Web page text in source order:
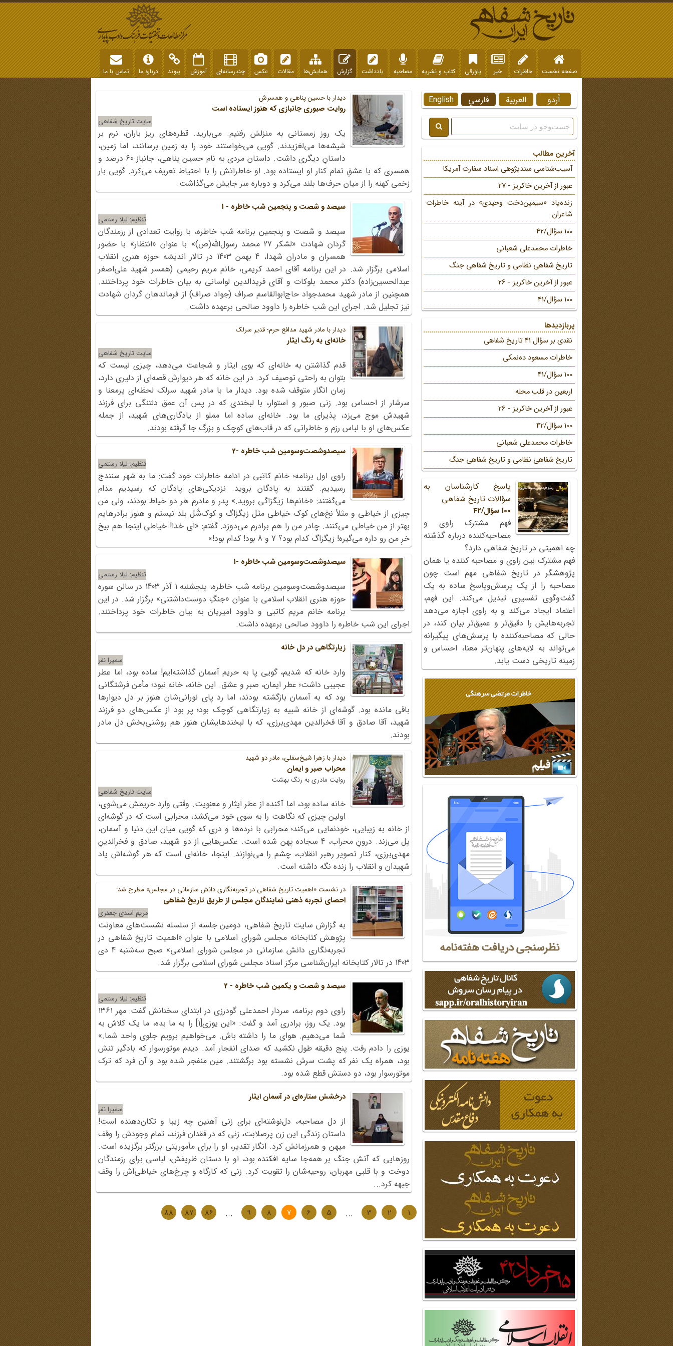
صفحه نخست خاطرات خبر پاورقی کتاب و نشریه مصاحبه یادداشت گزارش همایش‌ها مقالات عکس چندرسانه‌ای آموزش پیوند درباره ما تماس با ما
دیدار با حسین پناهی و همسرش
روایت صبوری جانبازی که هنوز ایستاده است
سایت تاریخ شفاهی
یک روز زمستانی به منزلش رفتیم. می‌بارید. قطره‌های ریز باران، نرم بر
شیشه‌ها می‌لغزیدند. گویی می‌خواستند خود را به زمین برسانند، اما زمین،
داستانِ دیگری داشت. داستان مردی به نام حسین پناهی، جانباز 60 درصد و
همسری که با عشقِ تمام کنار او ایستاده بود. او خاطراتش را با احتیاط تعریف می‌کرد. گویی بار
زخمی کهنه را از میان حرف‌ها بلند می‌کرد و دوباره سر جایش می‌گذاشت.
سیصد و شصت و پنجمین شب خاطره - 1
تنظیم: لیلا رستمی
سیصد و شصت و پنجمین برنامه شب خاطره، با روایت تعدادی از رزمندگان
گردان شهادت «لشکر 27 محمد رسول‌الله(ص)» با عنوان «انتظار» با حضور
همسران و مادران شهدا، 4 بهمن 1403 در تالار اندیشه حوزه هنری انقلاب
اسلامی برگزار شد. در این برنامه آقای احمد کریمی، خانم مریم رحیمی (همسر شهید علی‌اصغر
عبدالحسین‌زاده) دکتر محمد بلوکات و آقای فریدالدین لواسانی به بیان خاطرات خود پرداختند.
همچنین از مادر شهید محمدجواد حاج‌ابوالقاسم صراف (جواد صراف) از فرماندهان گردان شهادت
نیز تجلیل شد. اجرای این شب خاطره را داوود صالحی برعهده داشت.
دیدار با مادر شهید مدافع حرم؛ قدیر سرلک
خانه‌ای به رنگ ایثار
سایت تاریخ شفاهی
قدم گذاشتن به خانه‌ای که بوی ایثار و شجاعت می‌دهد، چیزی نیست که
بتوان به راحتی توصیف کرد. در این خانه که هر دیوارش قصه‌ای از دلیری دارد،
زمان انگار متوقف شده بود. دیدار ما با مادر شهید سرلک لحظه‌ای پرمعنا و
سرشار از احساس بود. زنی صبور و استوار، با لبخندی که در پس آن عمق دلتنگی برای فرزند
شهیدش موج می‌زد، پذیرای ما بود. خانه‌ای ساده اما مملو از یادگاری‌های شهید، از جمله
عکس‌های او با لباس رزم و خاطراتی که در قاب‌های کوچک و بزرگ جا گرفته بودند.
سیصدوشصت‌وسومین شب خاطره -2
تنظیم: لیلا رستمی
راوی اول برنامه؛ خانم کاتبی در ادامه خاطرات خود گفت: ما به شهر سنندج
رسیدیم. گفتند به پادگان بروید. نزدیکی‌های پادگان که رسیدیم مدام
می‌گفتند: «خانم‌ها زیگزاگی بروید.» پدر و مادرم هر دو خیاط بودند، ولی من
چیزی از خیاطی و مثلاً نخ‌های کوک‌ خیاطی مثل زیگزاگ و کوک‌شُل بلد نیستم و هنوز برادرهایم
بهتر از من خیاطی می‌کنند. چادر من را هم برادرم می‌دوزد. گفتم: «ای خدا! خیاطی اینجا هم بیخ
خرِ من رو داره می‌گیره! زیگزاگ کدام بود؟ 7 و 8 بود! کدام بود!»
سیصدوشصت‌وسومین شب خاطره -1
تنظیم: لیلا رستمی
سیصدوشصت‌وسومین برنامه شب خاطره، پنجشنبه 1 آذر 1403 در سالن سوره
حوزه هنری انقلاب اسلامی با عنوان «جنگِ دوست‌داشتنی» برگزار شد. در این
برنامه خانم مریم کاتبی و داوود امیریان به بیان خاطرات خود پرداختند.
اجرای این شب خاطره را داوود صالحی برعهده داشت.
زیارتگاهی در دل خانه
سمیرا نفر
وارد خانه که شدیم، گویی پا به حریم آسمان گذاشته‌ایم! ساده بود، اما عطر
عجیبی داشت؛ عطر ایمان، صبر و عشق. این خانه، خانه نبود؛ مأمن فرشتگانی
بود که به آسمان بازگشته بودند، اما رد پای نورانی‌شان هنوز بر دل دیوارها
باقی مانده بود. گوشه‌ای از خانه شبیه به زیارتگاهی کوچک بود؛ پر بود از عکس‌های دو فرزند
شهید، آقا صادق و آقا فخرالدین مهدی‌برزی، که با لبخندهایشان هنوز هم روشنی‌بخش دل مادر
بودند.
دیدار با زهرا شیخ‌سفلی، مادر دو شهید
محراب صبر و ایمان
روایت مادری به رنگ بهشت
سایت تاریخ شفاهی
خانه ساده بود، اما آکنده از عطر ایثار و معنویت. وقتی وارد حریمش می‌شوی،
اولین چیزی که نگاهت را به سوی خود می‌کشد، محرابی است که در گوشه‌ای
از خانه به زیبایی، خودنمایی می‌کند؛ محرابی با نرده‌ها و دری که گویی میان این دنیا و آسمان،
پل می‌زند. درونِ محراب، 4 سجاده پهن شده‌ است. عکس‌هایی از دو شهید، صادق و فخرالدینِ
مهدی‌برزی، کنار تصویر رهبر انقلاب، چشم را می‌نوازند. اینجا، خانه‌ای است که هر گوشه‌اش یاد
شهیدان و انقلاب را زنده نگه داشته است.
در نشست «اهمیت تاریخ شفاهی در تجربه‌نگاری دانش سازمانی در مجلس» مطرح شد:
احصای تجربه ذهنی نمایندگان مجلس از طریق تاریخ شفاهی
مریم اسدی جعفری
به گزارش سایت تاریخ شفاهی، دومین جلسه از سلسله نشست‌های معاونت
پژوهش کتابخانه مجلس شورای اسلامی با عنوان «اهمیت تاریخ شفاهی در
تجربه‌نگاری دانش سازمانی در مجلس شورای اسلامی» صبح سه‌شنبه 4 دی
1403 در تالار کتابخانه ایران‌شناسی مرکز اسناد مجلس شورای اسلامی برگزار شد.
سیصد و شصت و یکمین شب خاطره - 2
تنظیم: لیلا رستمی
راوی دوم برنامه، سردار احمدعلی گودرزی در ابتدای سخنانش گفت: مهر ۱۳۶۱
بود. یک روز، برادری آمد و گفت: «این یوزی[1] را به ما بده، ما یک کلاش به
شما می‌دهیم. هوای ما را داشته باش. می‌خواهیم برویم جلوی واحد شما.»
یوزی را دادم رفت. پنج دقیقه طول نکشید که صدای انفجار آمد. دیدم موتورسوار که بادگیر تنش
بود، همراه یک نفر که پشت سرش نشسته بود برگشتند. مین منفجر شده بود و آن فرد که ترک
موتورسوار بود، دو دستش قطع شده بود.
درخشش ستاره‌ای در آسمان ایثار
سمیرا نفر
از دل مصاحبه، دل‌نوشته‌ای برای زنی آهنین چه زیبا و تکان‌دهنده است!
داستان زندگی این زن پرصلابت، زنی که در فقدان فرزند، تمام وجودش را وقف
میهن و همرزمانش کرد. انگار تقدیر، او را برای مأموریتی بزرگتر برگزیده است.
روزهایی که آتش جنگ بر همه‌جا سایه افکنده بود، او با دستان ظریفش، لباسی برای رزمندگان
دوخت و با قلبی مهربان، روحیه‌شان را تقویت کرد. زنی که کارگاه و چرخ‌های خیاطی‌اش را وقف
جبهه کرد...
1
2
3
...
5
6
7
8
9
...
86
87
88
English فارسي العربية اُردو
آخرین مطالب
آسیب‌شناسی سندپژوهی اسناد سفارت آمریکا
عبور از آخرین خاکریز - 27
زنده‌یاد «سیمین‌دخت وحیدی» در آینه خاطرات
شاعران
100 سؤال/42
خاطرات محمد‌علی شعبانی
تاریخ شفاهی نظامی و تاریخ شفاهی جنگ
عبور از آخرین خاکریز - 26
100 سؤال/41
پربازدیدها
نقدی بر سؤال 41 تاریخ شفاهی
خاطرات مسعود ده‌نمکی
100 سؤال/41
اربعین در قلب محله
عبور از آخرین خاکریز - 26
100 سؤال/42
خاطرات محمد‌علی شعبانی
تاریخ شفاهی نظامی و تاریخ شفاهی جنگ
پاسخ کارشناسان به
سؤالات تاریخ شفاهی
100 سؤال/42
فهم مشترک راوی و
مصاحبه‌کننده درباره گذشته
چه اهمیتی در تاریخ شفاهی دارد؟
فهم مشترک بین راوی و مصاحبه کننده یا همان
پژوهشگر در تاریخ شفاهی مهم است چون
مصاحبه را از یک پرسش‌وپاسخ ساده به یک
گفت‌وگوی تفسیری تبدیل می‌کند. این فهم،
اعتماد ایجاد می‌کند و به راوی اجازه می‌دهد
تجربه‌هایش را دقیق‌تر و عمیق‌تر بیان کند، در
حالی که مصاحبه‌کننده با پرسش‌های پیگیرانه
می‌تواند به لایه‌های پنهان‌تر معنا، احساس و
زمینه تاریخی دست یابد.